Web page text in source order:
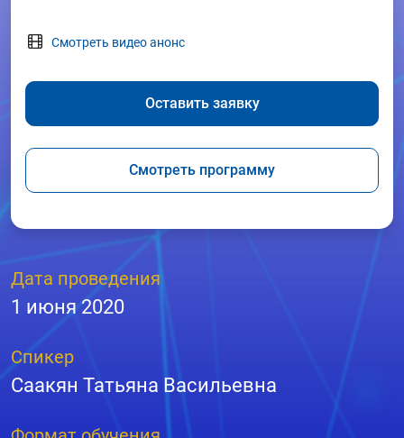
Смотреть видео анонс
Оставить заявку
Смотреть программу
Дата проведения
1 июня 2020
Спикер
Саакян Татьяна Васильевна